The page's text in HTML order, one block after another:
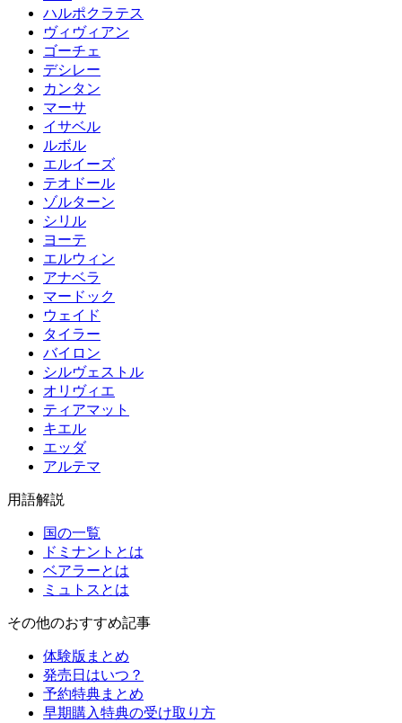
ハルポクラテス
ヴィヴィアン
ゴーチェ
デシレー
カンタン
マーサ
イサベル
ルボル
エルイーズ
テオドール
ゾルターン
シリル
ヨーテ
エルウィン
アナベラ
マードック
ウェイド
タイラー
バイロン
シルヴェストル
オリヴィエ
ティアマット
キエル
エッダ
アルテマ
用語解説
国の一覧
ドミナントとは
ベアラーとは
ミュトスとは
その他のおすすめ記事
体験版まとめ
発売日はいつ？
予約特典まとめ
早期購入特典の受け取り方